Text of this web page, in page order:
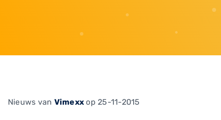
Nieuws van Vimexx op 25-11-2015